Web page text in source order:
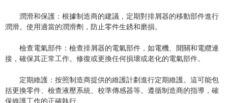
潤滑和保護：根據制造商的建議，定期對排屑器的移動部件進行
潤滑。使用適當的潤滑劑，防止零件生銹和磨損。
檢查電氣部件：檢查排屑器的電氣部件，如電機、開關和電纜連
接，確保其正常工作。修復或更換任何損壞或老化的電氣部件。
定期維護：按照制造商提供的維護計劃進行定期維護。這可能包
括更換零件、檢查液壓系統、校準傳感器等。遵循制造商的指導，確
保維護工作的正確執行。